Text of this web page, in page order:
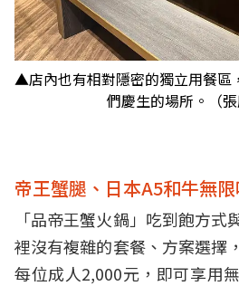
▲店內也有相對隱密的獨立用餐區
們慶生的場所。（張
帝王蟹腿、日本A5和牛無
「品帝王蟹火鍋」吃到飽方
裡沒有複雜的套餐、方案選擇
每位成人2,000元，即可享用